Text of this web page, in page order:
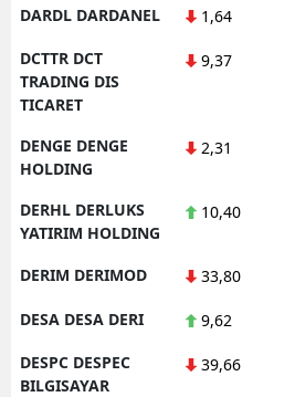
DARDL DARDANEL 1,64
DCTTR DCT
TRADING DIS
TICARET
9,37
DENGE DENGE
HOLDING
2,31
DERHL DERLUKS
YATIRIM HOLDING
10,40
DERIM DERIMOD 33,80
DESA DESA DERI 9,62
DESPC DESPEC
BILGISAYAR
39,66